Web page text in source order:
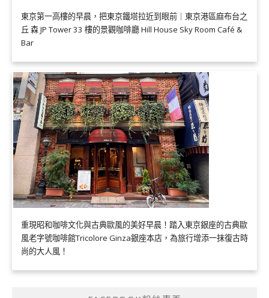
東京第一高樓的早晨，把東京鐵塔拉近到眼前｜東京港區麻布台之
丘 森 JP Tower 33 樓的景觀咖啡廳 Hill House Sky Room Café &
Bar
重現昭和咖啡文化與古典歐風的美好早晨！踏入東京銀座的古典歐
風老字號咖啡館Tricolore Ginza銀座本店，為旅行增添一抹復古時
尚的大人風！